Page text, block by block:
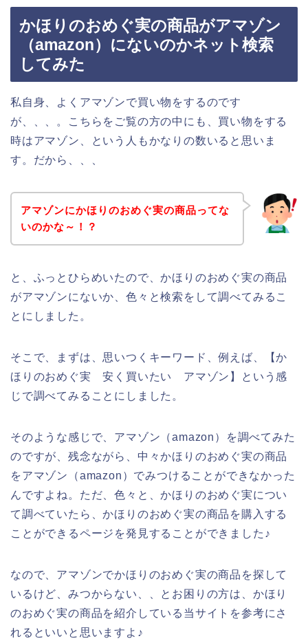
かほりのおめぐ実の商品がアマゾン
（amazon）にないのかネット検索
してみた
私自身、よくアマゾンで買い物をするのです
が、、、。こちらをご覧の方の中にも、買い物をする
時はアマゾン、という人もかなりの数いると思いま
す。だから、、、
アマゾンにかほりのおめぐ実の商品ってな
いのかな～！？
と、ふっとひらめいたので、かほりのおめぐ実の商品
がアマゾンにないか、色々と検索をして調べてみるこ
とにしました。
そこで、まずは、思いつくキーワード、例えば、【か
ほりのおめぐ実 安く買いたい アマゾン】という感
じで調べてみることにしました。
そのような感じで、アマゾン（amazon）を調べてみた
のですが、残念ながら、中々かほりのおめぐ実の商品
をアマゾン（amazon）でみつけることができなかった
んですよね。ただ、色々と、かほりのおめぐ実につい
て調べていたら、かほりのおめぐ実の商品を購入する
ことができるページを発見することができました♪
なので、アマゾンでかほりのおめぐ実の商品を探して
いるけど、みつからない、、とお困りの方は、かほり
のおめぐ実の商品を紹介している当サイトを参考にさ
れるといいと思いますよ♪